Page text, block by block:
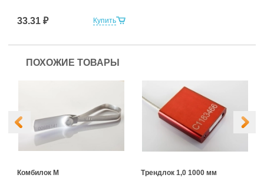
Купить
33.31 ₽
ПОХОЖИЕ ТОВАРЫ
Комбилок М Трендлок 1,0 1000 мм